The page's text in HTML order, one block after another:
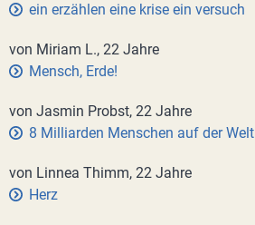
ein erzählen eine krise ein versuch
von Miriam L., 22 Jahre
Mensch, Erde!
von Jasmin Probst, 22 Jahre
8 Milliarden Menschen auf der Welt
von Linnea Thimm, 22 Jahre
Herz